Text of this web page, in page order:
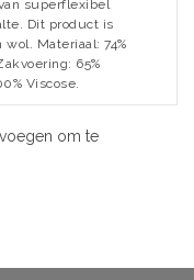
superflexibel
Dit product is
Materiaal: 74%
65%
Viscose.
om te